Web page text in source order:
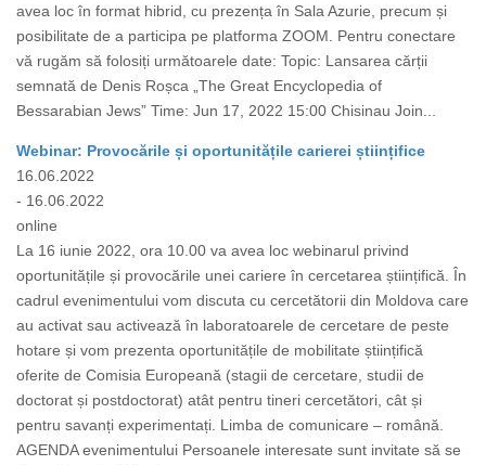
avea loc în format hibrid, cu prezența în Sala Azurie, precum și
posibilitate de a participa pe platforma ZOOM. Pentru conectare
vă rugăm să folosiți următoarele date: Topic: Lansarea cărții
semnată de Denis Roșca „The Great Encyclopedia of
Bessarabian Jews” Time: Jun 17, 2022 15:00 Chisinau Join...
Webinar: Provocările și oportunitățile carierei științifice
16.06.2022
- 16.06.2022
online
La 16 iunie 2022, ora 10.00 va avea loc webinarul privind
oportunitățile și provocările unei cariere în cercetarea științifică. În
cadrul evenimentului vom discuta cu cercetătorii din Moldova care
au activat sau activează în laboratoarele de cercetare de peste
hotare și vom prezenta oportunitățile de mobilitate științifică
oferite de Comisia Europeană (stagii de cercetare, studii de
doctorat și postdoctorat) atât pentru tineri cercetători, cât și
pentru savanți experimentați. Limba de comunicare – română.
AGENDA evenimentului Persoanele interesate sunt invitate să se